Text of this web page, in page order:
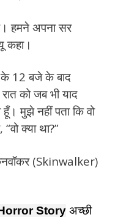
हमने अपना सर
कहा।
के 12 बजे के बाद
को जब भी याद
मुझे नहीं पता कि वो
क्या था?”
(Skinwalker)
Story अच्छी